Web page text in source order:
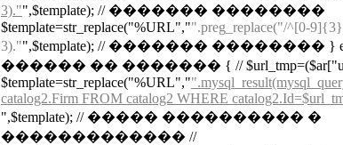
3)."",$template); // ������� ��������
$template=str_replace("%URL","".preg_replace("/^[0-
3)."",$template); // ������� �������� }
������ �� ������� { //
$template=str_replace("%URL","
catalog2.Firm FROM catalog2 WHERE
",$template); // ����� ���������� �
������������� //